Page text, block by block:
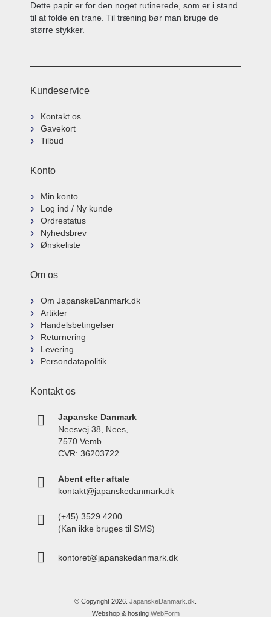
Dette papir er for den noget rutinerede, som er i stand
til at folde en trane. Til træning bør man bruge de
større stykker.
Kundeservice
Kontakt os
Gavekort
Tilbud
Konto
Min konto
Log ind / Ny kunde
Ordrestatus
Nyhedsbrev
Ønskeliste
Om os
Om JapanskeDanmark.dk
Artikler
Handelsbetingelser
Returnering
Levering
Persondatapolitik
Kontakt os
Japanske Danmark
Neesvej 38, Nees,
7570 Vemb
CVR: 36203722
Åbent efter aftale
kontakt@japanskedanmark.dk
(+45) 3529 4200
(Kan ikke bruges til SMS)
kontoret@japanskedanmark.dk
© Copyright 2026. JapanskeDanmark.dk
Webshop & hosting WebForm